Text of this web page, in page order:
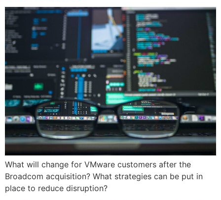
What will change for VMware customers after the
Broadcom acquisition? What strategies can be put in
place to reduce disruption?